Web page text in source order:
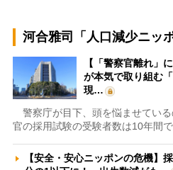
河合雅司「人口減少ニッ
【「警察官離れ」
が本気で取り組む
現…
警察庁が目下、頭を悩ませてい
官の採用試験の受験者数は10年間
【安全・安心ニッポンの危機】